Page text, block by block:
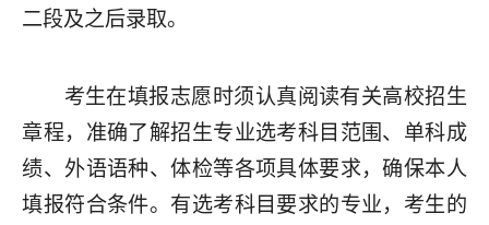
二段及之后录取。
考生在填报志愿时须认真阅读有关高校招生
章程，准确了解招生专业选考科目范围、单科成
绩、外语语种、体检等各项具体要求，确保本人
填报符合条件。有选考科目要求的专业，考生的